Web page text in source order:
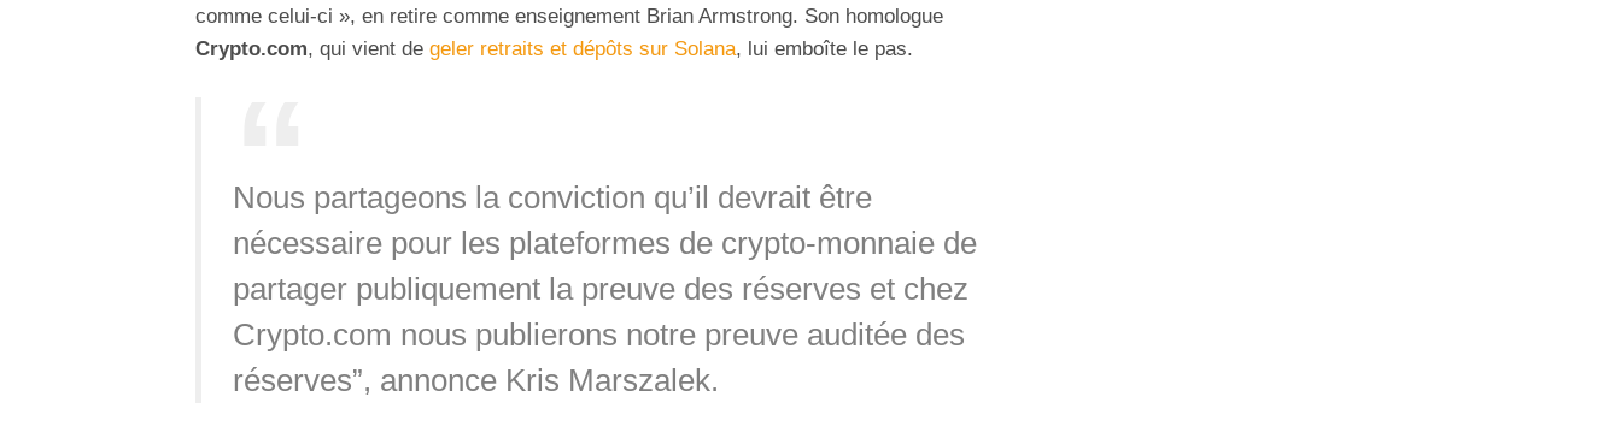
comme celui-ci », en retire comme enseignement Brian Armstrong. Son homologue
Crypto.com, qui vient de geler retraits et dépôts sur Solana, lui emboîte le pas.
Nous partageons la conviction qu’il devrait être
nécessaire pour les plateformes de crypto-monnaie de
partager publiquement la preuve des réserves et chez
Crypto.com nous publierons notre preuve auditée des
réserves”, annonce Kris Marszalek.